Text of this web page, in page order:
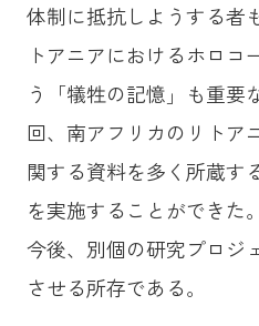
体制に抵抗しようする者
トアニアにおけるホロコ
う「犠牲の記憶」も重要
回、南アフリカのリトア
関する資料を多く所蔵す
を実施することができた
今後、別個の研究プロジ
させる所存である。